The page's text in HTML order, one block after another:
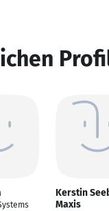
Kerstin
Maxis